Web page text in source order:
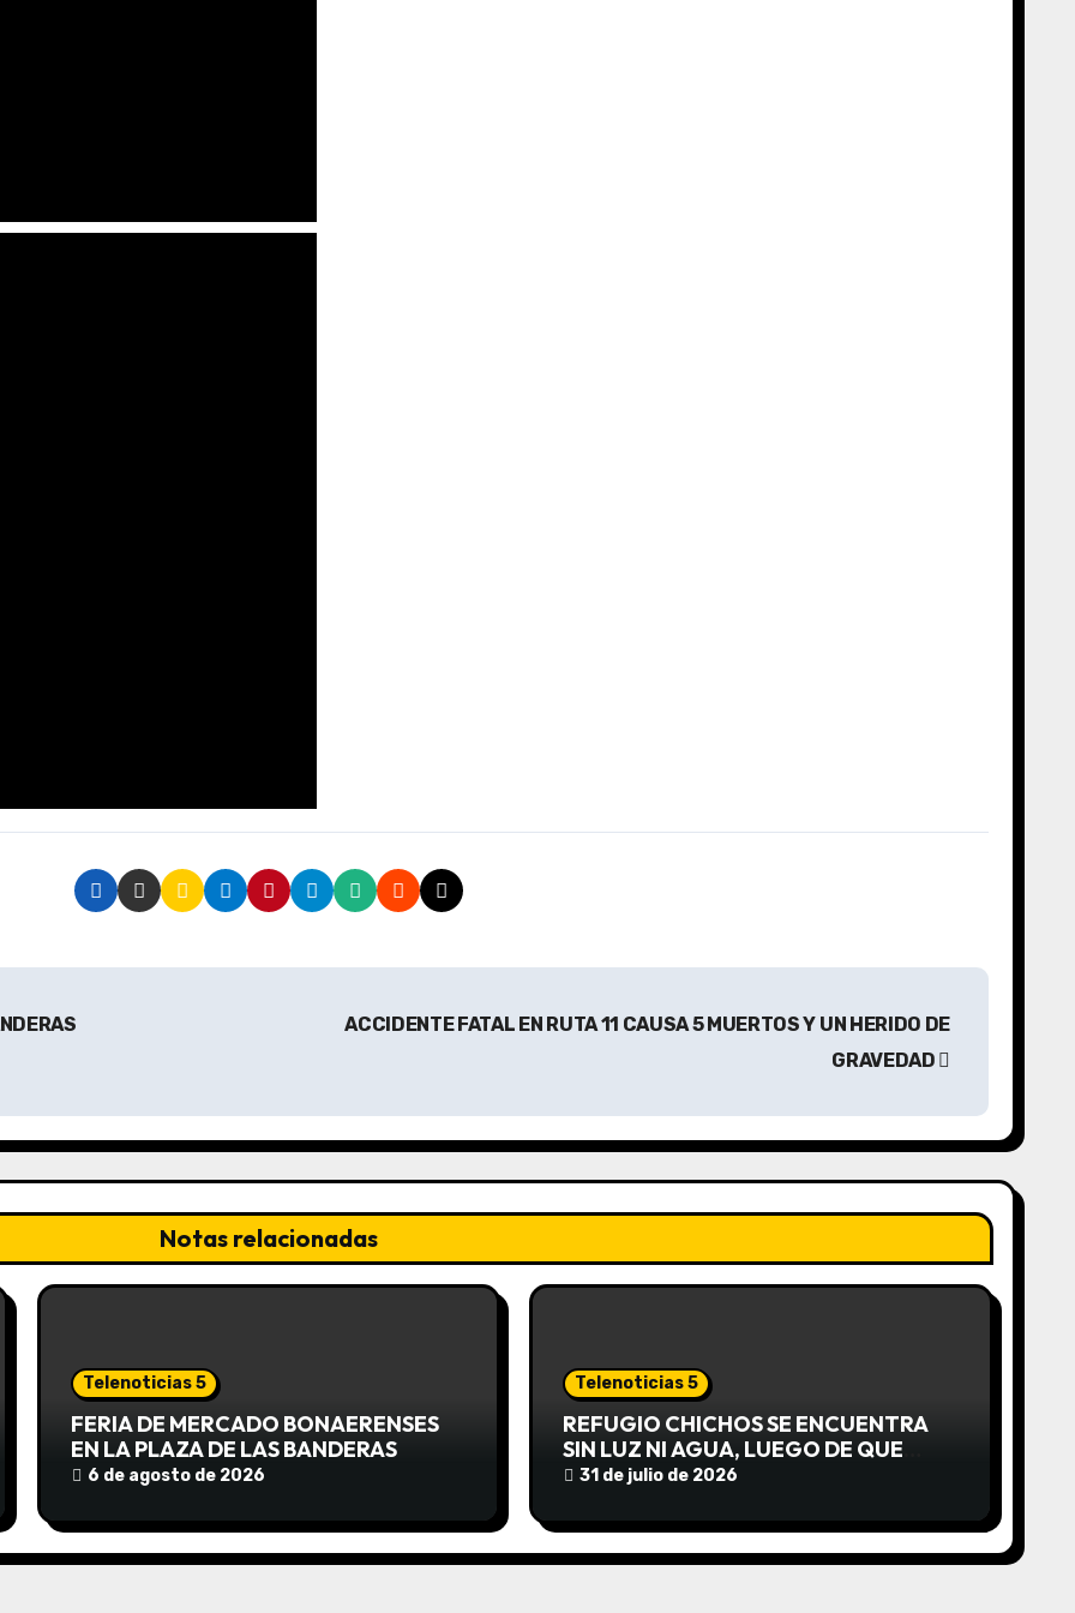
ACCIDENTE FATAL EN RUTA 11 CAUSA 5 MUERTOS Y UN HERIDO DE
GRAVEDAD
Notas relacionadas
Telenoticias 5
FERIA DE MERCADO BONAERENSES
EN LA PLAZA DE LAS BANDERAS
6 de agosto de 2026
Telenoticias 5
REFUGIO CHICHOS SE ENCUENTRA
SIN LUZ NI AGUA, LUEGO DE QUE
EDEA CORTARA EL SUMINISTRO SIN
31 de julio de 2026